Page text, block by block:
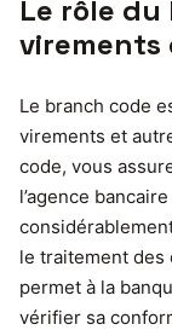
Le rôle
virements
Le branch code
virements et
code, vous
l’agence
le traitement des
permet à la
vérifier sa